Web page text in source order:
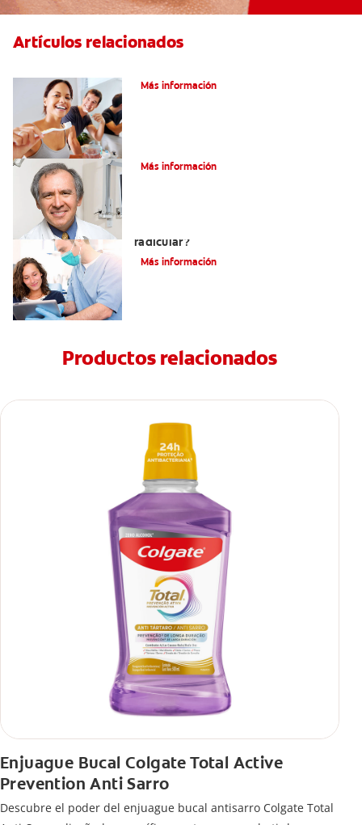
Artículos relacionados
Más información
Más información
radicular?
Más información
Productos relacionados
Enjuague Bucal Colgate Total Active
Prevention Anti Sarro
Descubre el poder del enjuague bucal antisarro Colgate Total